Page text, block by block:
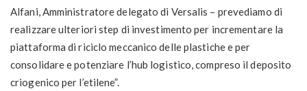
Alfani, Amministratore delegato di Versalis – prevediamo di
realizzare ulteriori step di investimento per incrementare la
piattaforma di riciclo meccanico delle plastiche e per
consolidare e potenziare l’hub logistico, compreso il deposito
criogenico per l’etilene”.